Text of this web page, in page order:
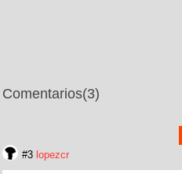
Comentarios(3)
#3 lopezcr